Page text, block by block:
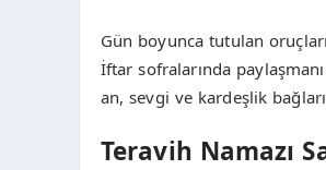
Gün boyunca tutulan
İftar sofralarında
an, sevgi ve kardeşlik
Teravih Namazı